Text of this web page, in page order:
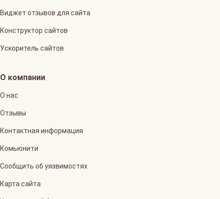
Виджет отзывов для сайта
Конструктор сайтов
Ускоритель сайтов
О компании
О нас
Отзывы
Контактная информация
Комьюнити
Сообщить об уязвимостях
Карта сайта